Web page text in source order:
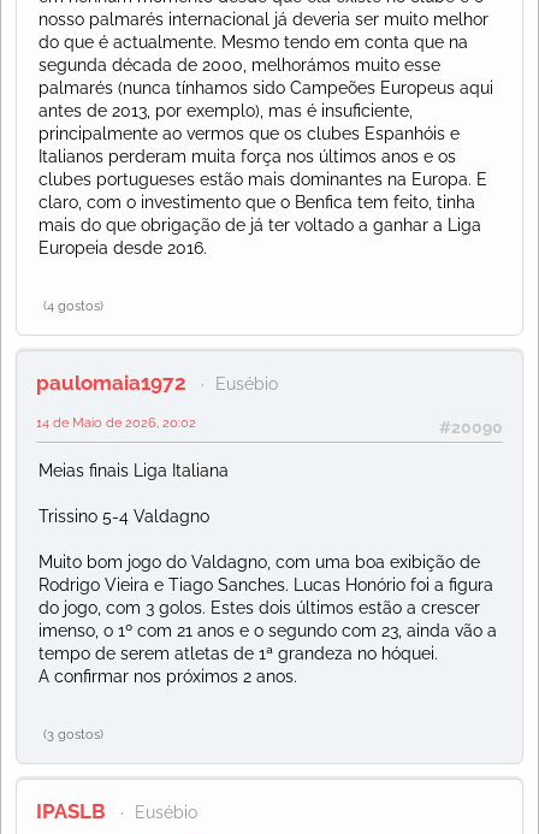
nosso palmarés internacional já deveria ser muito melhor
do que é actualmente. Mesmo tendo em conta que na
segunda década de 2000, melhorámos muito esse
palmarés (nunca tínhamos sido Campeões Europeus aqui
antes de 2013, por exemplo), mas é insuficiente,
principalmente ao vermos que os clubes Espanhóis e
Italianos perderam muita força nos últimos anos e os
clubes portugueses estão mais dominantes na Europa. E
claro, com o investimento que o Benfica tem feito, tinha
mais do que obrigação de já ter voltado a ganhar a Liga
Europeia desde 2016.
(4 gostos)
paulomaia1972 Eusébio
#20090
14 de Maio de 2026, 20:02
Meias finais Liga Italiana
Trissino 5-4 Valdagno
Muito bom jogo do Valdagno, com uma boa exibição de
Rodrigo Vieira e Tiago Sanches. Lucas Honório foi a figura
do jogo, com 3 golos. Estes dois últimos estão a crescer
imenso, o 1º com 21 anos e o segundo com 23, ainda vão a
tempo de serem atletas de 1ª grandeza no hóquei.
A confirmar nos próximos 2 anos.
(3 gostos)
IPASLB Eusébio